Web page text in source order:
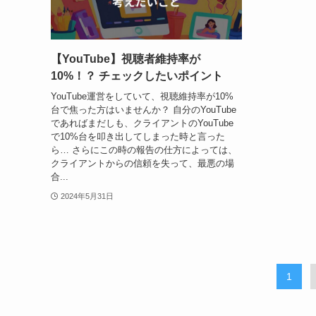
【YouTube】視聴者維持率が
10%！？ チェックしたいポイント
YouTube運営をしていて、視聴維持率が10%
台で焦った方はいませんか？ 自分のYouTube
であればまだしも、クライアントのYouTube
で10%台を叩き出してしまった時と言った
ら… さらにこの時の報告の仕方によっては、
クライアントからの信頼を失って、最悪の場
合...
2024年5月31日
1